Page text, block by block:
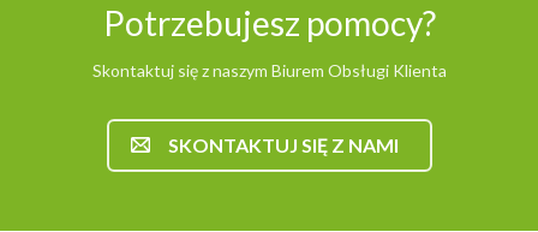
Potrzebujesz pomocy?
Skontaktuj się z naszym Biurem Obsługi Klienta
SKONTAKTUJ SIĘ Z NAMI